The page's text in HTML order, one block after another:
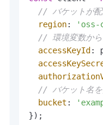
// バケットが配
region: 'oss-
// 環境変数から
accessKeyId :
// バケット名を
bucket :
});